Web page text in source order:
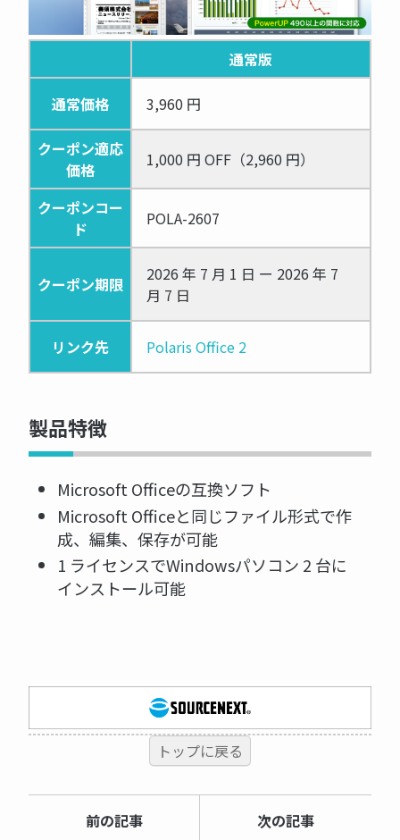
通常版
通常価格 3,960 円
クーポン適応
価格
1,000 円 OFF（2,960 円）
クーポンコー
ド
POLA-2607
クーポン期限
2026 年 7 月 1 日 ー 2026 年 7
月 7 日
リンク先 Polaris Office 2
製品特徴
Microsoft Officeの互換ソフト
Microsoft Officeと同じファイル形式で作
成、編集、保存が可能
1 ライセンスでWindowsパソコン 2 台に
インストール可能
トップに戻る
前の記事
次の記事